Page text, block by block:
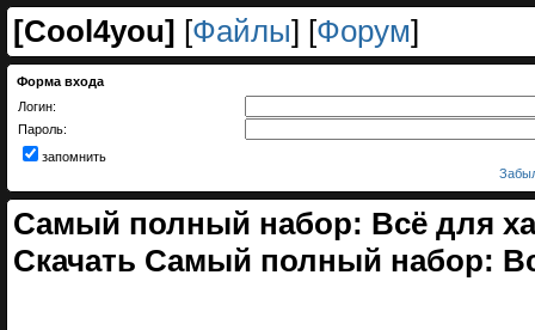
[Cool4you] [Файлы] [Форум]
Форма входа
Логин:
Пароль:
запомнить
Самый полный набор: Всё для
Скачать Самый полный набор: